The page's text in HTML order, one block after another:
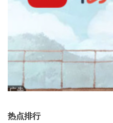
热点排行